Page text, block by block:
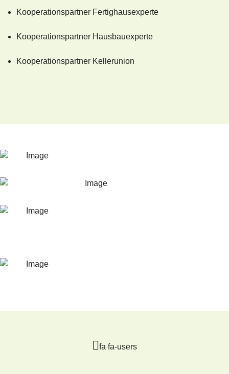
Kooperationspartner Fertighausexperte
Kooperationspartner Hausbauexperte
Kooperationspartner Kellerunion
fa fa-users